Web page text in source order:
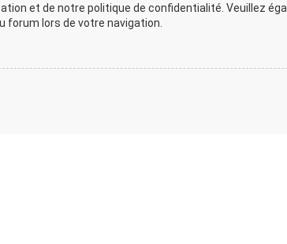
et de notre politique de confidentialité. Veuillez
lors de votre navigation.